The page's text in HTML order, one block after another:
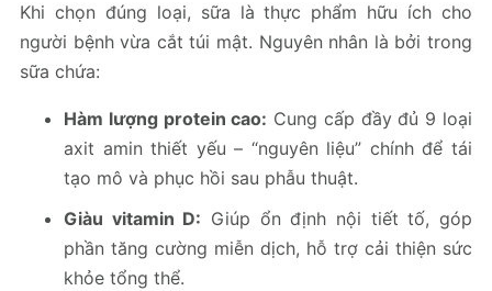
Khi chọn đúng loại, sữa là thực phẩm hữu ích cho
người bệnh vừa cắt túi mật. Nguyên nhân là bởi trong
sữa chứa:
Hàm lượng protein cao: Cung cấp đầy đủ 9 loại
axit amin thiết yếu – “nguyên liệu” chính để tái
tạo mô và phục hồi sau phẫu thuật.
Giàu vitamin D: Giúp ổn định nội tiết tố, góp
phần tăng cường miễn dịch, hỗ trợ cải thiện sức
khỏe tổng thể.